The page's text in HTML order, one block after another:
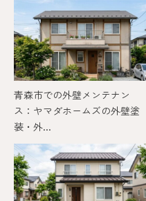
青森市での外壁メンテナン
ス：ヤマダホームズの外壁塗
装・外...